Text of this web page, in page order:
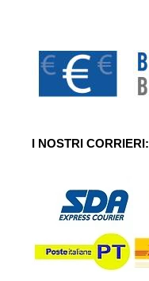
I NOSTRI CORRIERI: